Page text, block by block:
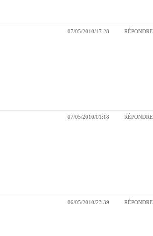
07/05/2010/17:28 RÉPONDRE
07/05/2010/01:18 RÉPONDRE
06/05/2010/23:39 RÉPONDRE